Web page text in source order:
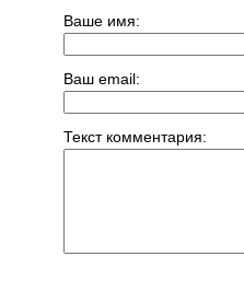
Ваше имя:
Ваш email:
Текст комментария: